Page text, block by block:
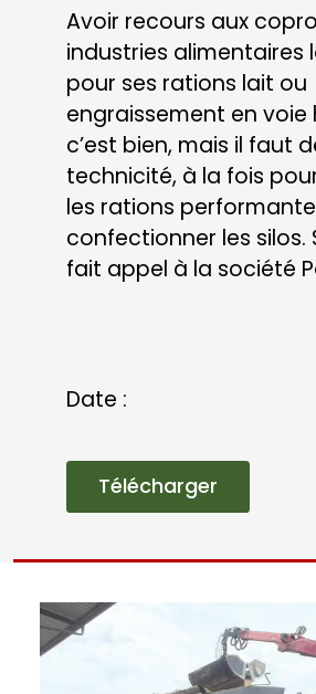
Date :
Voir en ligne
GRAVIR LES
ÉCHELONS DE
TOP LISTE PLM
Grand Reportage reprend le
parcours de 2 exploitations